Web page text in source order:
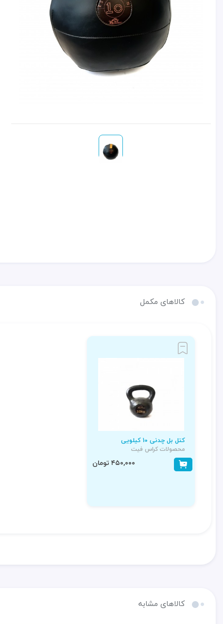
کالاهای مکمل
کتل بل چدنی 10 کیلویی
محصولات کراس فیت
۴۵۰,۰۰۰ تومان
کالاهای مشابه